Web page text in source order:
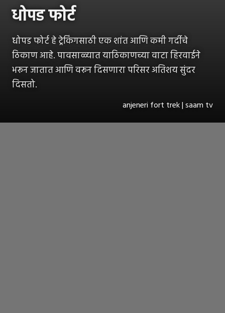
धोपड फोर्ट
धोपड फोर्ट हे ट्रेकिंगसाठी एक शांत आणि कमी गर्दीचे
ठिकाण आहे. पावसाळ्यात याठिकाणच्या वाटा हिरवाईने
भरून जातात आणि वरून दिसणारा परिसर अतिशय सुंदर
दिसतो.
anjeneri fort trek | saam tv